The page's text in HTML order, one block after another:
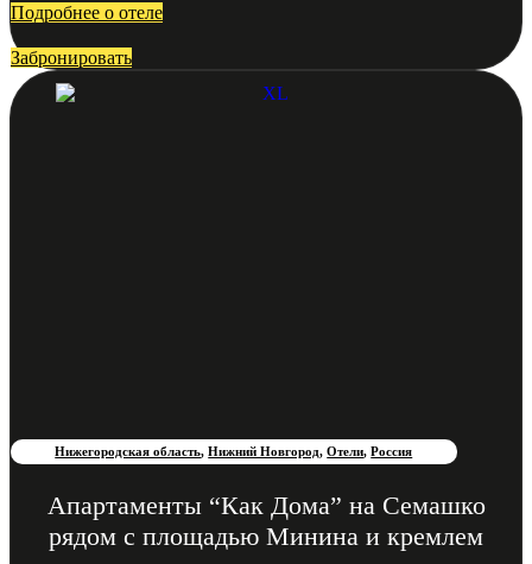
Подробнее о отеле
Забронировать
Нижегородская область,Нижний Новгород,Отели,Россия
Апартаменты “Как Дома” на Семашко
рядом с площадью Минина и кремлем